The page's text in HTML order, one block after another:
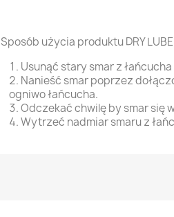
Sposób użycia produktu DRY
Usunąć stary smar z łańcucha
Nanieść smar poprzez
ogniwo łańcucha.
Odczekać chwilę by smar się
Wytrzeć nadmiar smaru z